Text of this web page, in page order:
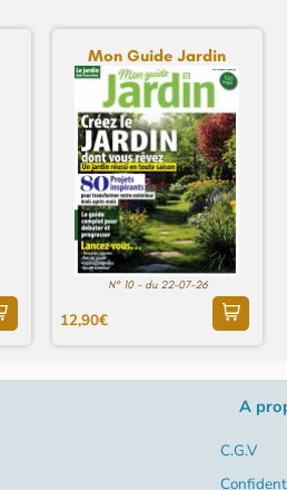
Mon Guide Jardin
N° 10 - du 22-07-26
12,90€
A
C.G.V